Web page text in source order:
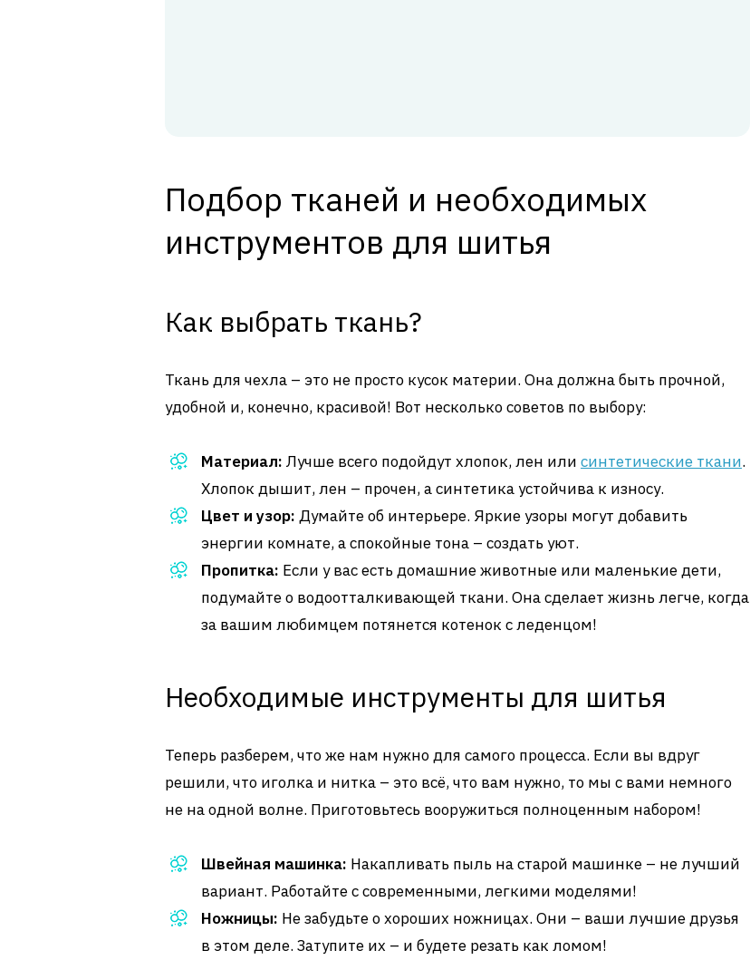
Подбор тканей и необходимых
инструментов для шитья
Как выбрать ткань?
Ткань для чехла – это не просто кусок материи. Она должна быть прочной,
удобной и, конечно, красивой! Вот несколько советов по выбору:
Материал: Лучше всего подойдут хлопок, лен или синтетические ткани.
Хлопок дышит, лен – прочен, а синтетика устойчива к износу.
Цвет и узор: Думайте об интерьере. Яркие узоры могут добавить
энергии комнате, а спокойные тона – создать уют.
Пропитка: Если у вас есть домашние животные или маленькие дети,
подумайте о водоотталкивающей ткани. Она сделает жизнь легче, когда
за вашим любимцем потянется котенок с леденцом!
Необходимые инструменты для шитья
Теперь разберем, что же нам нужно для самого процесса. Если вы вдруг
решили, что иголка и нитка – это всё, что вам нужно, то мы с вами немного
не на одной волне. Приготовьтесь вооружиться полноценным набором!
Швейная машинка: Накапливать пыль на старой машинке – не лучший
вариант. Работайте с современными, легкими моделями!
Ножницы: Не забудьте о хороших ножницах. Они – ваши лучшие друзья
в этом деле. Затупите их – и будете резать как ломом!